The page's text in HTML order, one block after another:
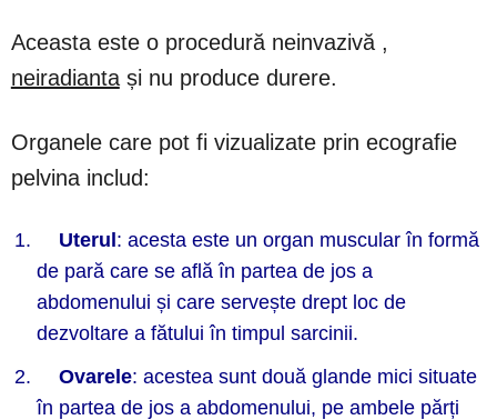
Aceasta este o procedură neinvazivă ,
neiradiantași nu produce durere.
Organele care pot fi vizualizate prin ecografie
pelvina includ:
Uterul : acesta este un organ muscular în formă
de pară care se află în partea de jos a
abdomenului și care servește drept loc de
dezvoltare a fătului în timpul sarcinii.
Ovarele: acestea sunt două glande mici situate
în partea de jos a abdomenului, pe ambele părți